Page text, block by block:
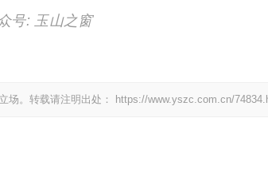
号: 玉山之窗
场。转载请注明出处： https://www.yszc.com.cn/